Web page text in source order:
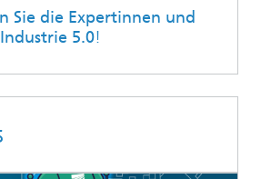
Sie die Expertinnen und
5.0!